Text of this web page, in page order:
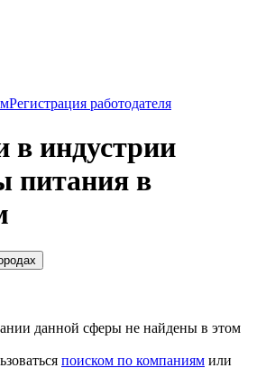
Регистрация работодателя
в индустрии
питания в
данной сферы не найдены в этом
поиском по компаниям или